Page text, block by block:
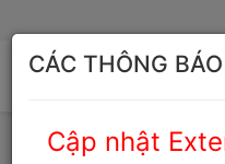
Trang chủ Cẩm nang
CÁC THÔNG
Cập nhật